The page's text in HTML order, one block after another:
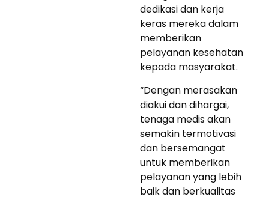
dedikasi dan kerja
keras mereka dalam
memberikan
pelayanan kesehatan
kepada masyarakat.
“Dengan merasakan
diakui dan dihargai,
tenaga medis akan
semakin termotivasi
dan bersemangat
untuk memberikan
pelayanan yang lebih
baik dan berkualitas